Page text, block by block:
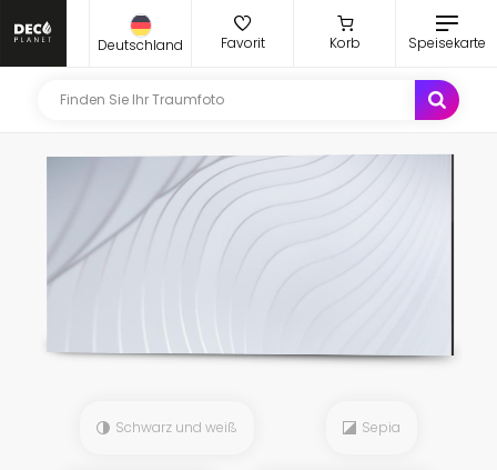
Deutschland Favorit Korb Speisekarte
Schwarz und weiß Sepia